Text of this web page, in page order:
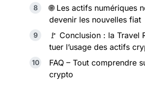
🌐 Les actifs numériques
devenir les nouvelles fiat
🚩 Conclusion : la Travel
tuer l’usage des actifs
FAQ – Tout comprendre
crypto